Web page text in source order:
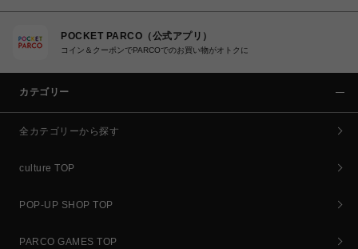
POCKET PARCO（公式アプリ）
コイン＆クーポンでPARCOでのお買い物がオトクに
カテゴリー
全カテゴリーから探す
culture TOP
POP-UP SHOP TOP
PARCO GAMES TOP